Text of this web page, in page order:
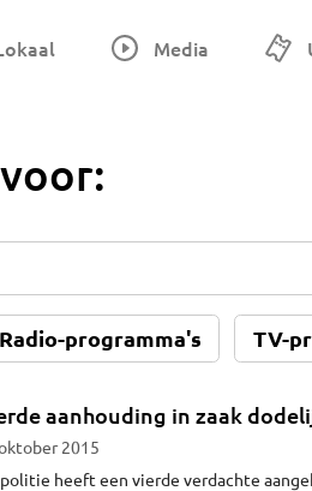
Media
Radio-programma's TV-
aanhouding in zaak
2015
heeft een vierde verdachte